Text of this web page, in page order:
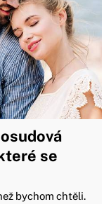
se
bychom chtěli.